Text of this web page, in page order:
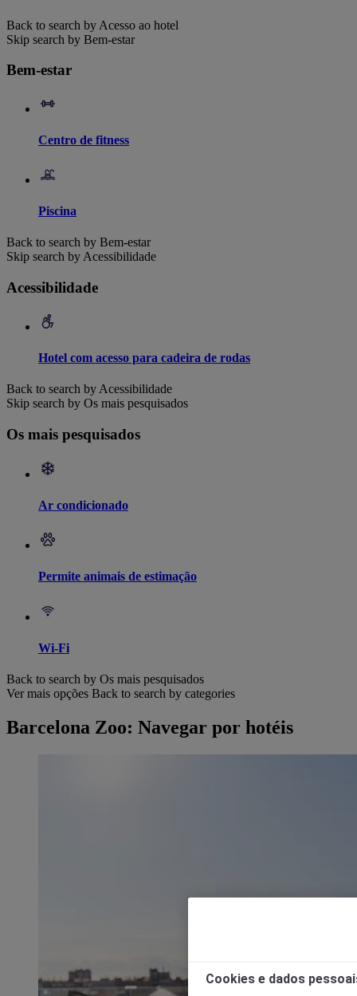
Back to search by Acesso ao hotel
Skip search by Bem-estar
Bem-estar
Centro de fitness
Piscina
Back to search by Bem-estar
Skip search by Acessibilidade
Acessibilidade
Hotel com acesso para cadeira de rodas
Back to search by Acessibilidade
Skip search by Os mais pesquisados
Os mais pesquisados
Ar condicionado
Permite animais de estimação
Wi-Fi
Back to search by Os mais pesquisados
Ver mais opções Back to search by categories
Barcelona Zoo: Navegar por hotéis
Cookies e dados